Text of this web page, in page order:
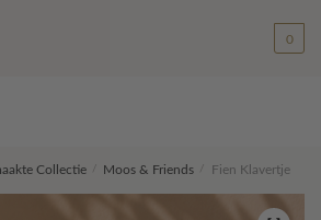
0
Collectie Moos & Friends / Fien Klavertje